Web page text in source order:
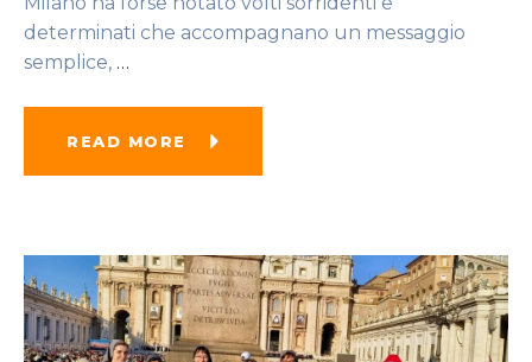
determinati che accompagnano un messaggio
semplice, …
READ MORE